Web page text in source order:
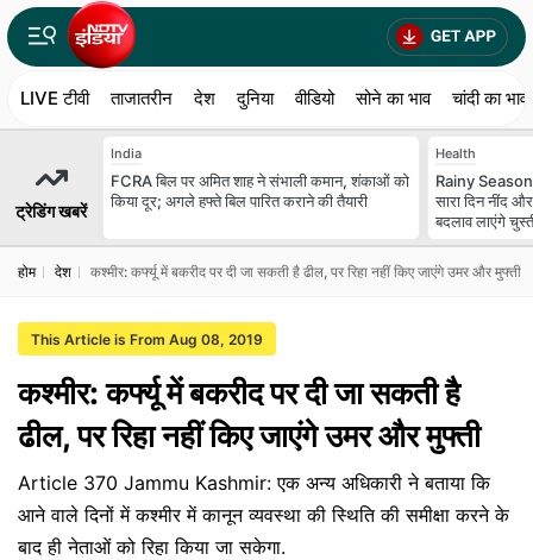
LIVE टीवी ताजातरीन देश दुनिया वीडियो सोने का भाव चांदी का भाव
ट्रेडिंग खबरें
India
FCRA बिल पर अमित शाह ने संभाली कमान, शंकाओं को
किया दूर; अगले हफ्ते बिल पारित कराने की तैयारी
Health
Rainy
सारा दिन नींद
बदलाव लाएंगे
होम देश कश्मीर: कर्फ्यू में बकरीद पर दी जा सकती है ढील, पर रिहा नहीं किए जाएंगे उमर और मुफ्ती
This Article is From Aug 08, 2019
कश्मीर: कर्फ्यू में बकरीद पर दी जा सकती है
ढील, पर रिहा नहीं किए जाएंगे उमर और मुफ्ती
Article 370 Jammu Kashmir: एक अन्य अधिकारी ने बताया कि
आने वाले दिनों में कश्मीर में कानून व्यवस्था की स्थिति की समीक्षा करने के
बाद ही नेताओं को रिहा किया जा सकेगा.